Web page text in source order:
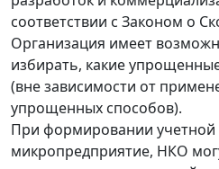
соответствии с Законом о
Организация имеет
избирать, какие
(вне зависимости от
упрощенных способов).
При формировании учетной
микропредприятие, НКО